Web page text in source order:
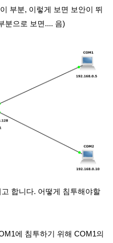
부분, 이렇게 보면 보안이 뛰
분으로 보면.... 음)
합니다. 어떻게 침투해야할
에 침투하기 위해 COM1의